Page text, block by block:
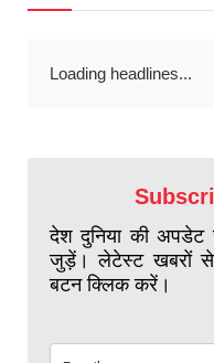
Loading headlines...
देश दुनिया की
जुड़ें। लेटेस्ट खबरों
बटन क्लिक करें।